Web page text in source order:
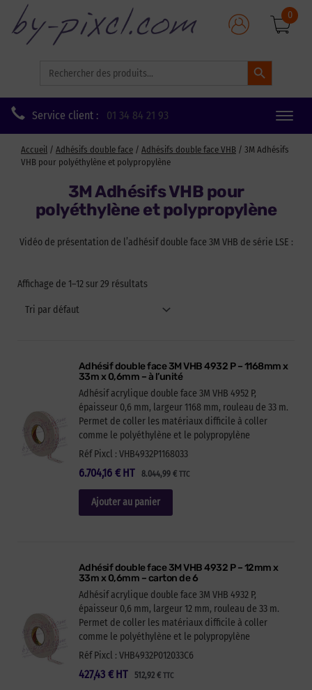
for:
Search Button
0
Service client : 01 34 84 21 93
Toggle
Accueil / Adhésifs double face / Adhésifs double face VHB / 3M Adhésifs
VHB pour polyéthylène et polypropylène
3M Adhésifs VHB pour
polyéthylène et polypropylène
Vidéo de présentation de l’adhésif double face 3M VHB de série LSE :
Affichage de 1–12 sur 29 résultats
Adhésif double face 3M VHB 4932 P – 1168mm x
33m x 0,6mm – à l’unité
Adhésif acrylique double face 3M VHB 4952 P,
épaisseur 0,6 mm, largeur 1168 mm, rouleau de 33 m.
Permet de coller les matériaux difficile à coller
comme le polyéthylène et le polypropylène
Réf Pixcl : VHB4932P1168033
6.704,16 € 8.044,99 €TTC
HT
Ajouter au panier
Adhésif double face 3M VHB 4932 P – 12mm x
33m x 0,6mm – carton de 6
Adhésif acrylique double face 3M VHB 4932 P,
épaisseur 0,6 mm, largeur 12 mm, rouleau de 33 m.
Permet de coller les matériaux difficile à coller
comme le polyéthylène et le polypropylène
Réf Pixcl : VHB4932P012033C6
427,43 € 512,92 €TTC
HT